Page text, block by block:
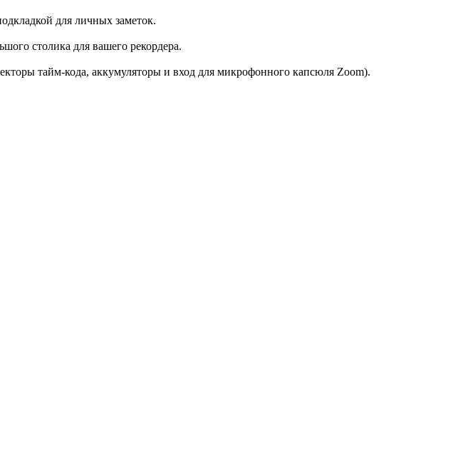
для личных заметок.
столика для вашего рекордера.
тайм-кода, аккумуляторы и вход для микрофонного капсюля Zoom).